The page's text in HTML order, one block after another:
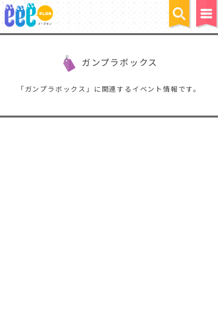
ガンプラボックス
「ガンプラボックス」に関連するイベント情報です。